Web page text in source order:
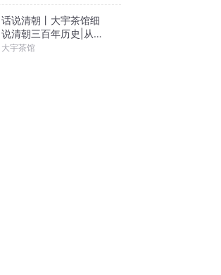
话说清朝丨大宇茶馆细
说清朝三百年历史|从努
尔哈赤到末代皇帝溥仪|
大宇茶馆